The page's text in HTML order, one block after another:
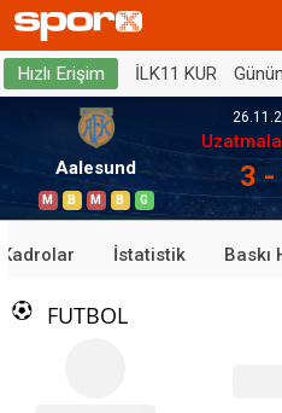
Hızlı Erişim İLK11 KUR
Aalesund
M B M B G
3 -
Kadrolar İstatistik Baskı
FUTBOL